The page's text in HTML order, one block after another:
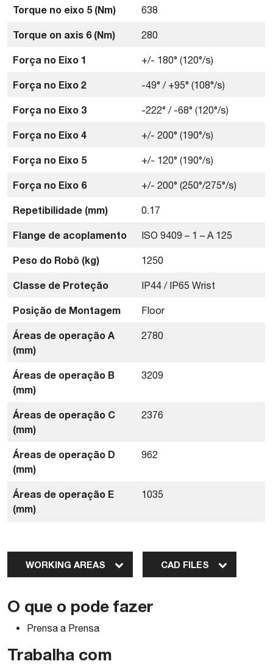
Torque no eixo 5 (Nm) 638
Torque on axis 6 (Nm) 280
Força no Eixo 1 +/- 180° (120°/s)
Força no Eixo 2 -49° / +95° (108°/s)
Força no Eixo 3 -222° / -68° (120°/s)
Força no Eixo 4 +/- 200° (190°/s)
Força no Eixo 5 +/- 120° (190°/s)
Força no Eixo 6 +/- 200° (250°/275°/s)
Repetibilidade (mm) 0.17
Flange de acoplamento ISO 9409 – 1 – A 125
Peso do Robô (kg) 1250
Classe de Proteção IP44 / IP65 Wrist
Posição de Montagem Floor
Áreas de operação A
(mm)
2780
Áreas de operação B
(mm)
3209
Áreas de operação C
(mm)
2376
Áreas de operação D
(mm)
962
Áreas de operação E
(mm)
1035
WORKING AREAS CAD FILES
O que o pode fazer
Prensa a Prensa
Trabalha com